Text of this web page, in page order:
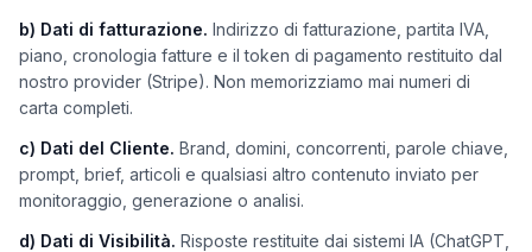
b) Dati di fatturazione. Indirizzo di fatturazione, partita IVA,
piano, cronologia fatture e il token di pagamento restituito dal
nostro provider (Stripe). Non memorizziamo mai numeri di
carta completi.
c) Dati del Cliente. Brand, domini, concorrenti, parole chiave,
prompt, brief, articoli e qualsiasi altro contenuto inviato per
monitoraggio, generazione o analisi.
d) Dati di Visibilità. Risposte restituite dai sistemi IA (ChatGPT,